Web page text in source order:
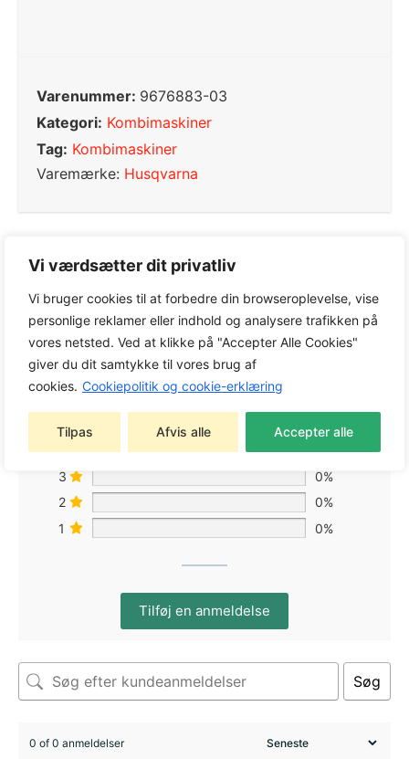
Vi værdsætter dit privatliv
Vi bruger cookies til at forbedre din browseroplevelse, vise
personlige reklamer eller indhold og analysere trafikken på
vores netsted. Ved at klikke på "Accepter Alle Cookies"
giver du dit samtykke til vores brug af
cookies. Cookiepolitik og cookie-erklæring
Tilpas Afvis alle Accepter alle
Varenummer: 9676883-03
Kategori: Kombimaskiner
Tag: Kombimaskiner
Varemærke: Husqvarna
0,0
Baseret på 0 anmeldelser
5
0%
4
0%
3
0%
2
0%
1
0%
Tilføj en anmeldelse
Søg
0 of 0 anmeldelser